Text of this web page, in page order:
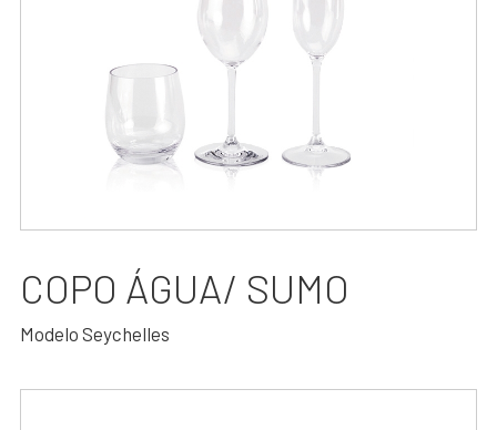
COPO ÁGUA/ SUMO
Modelo Seychelles